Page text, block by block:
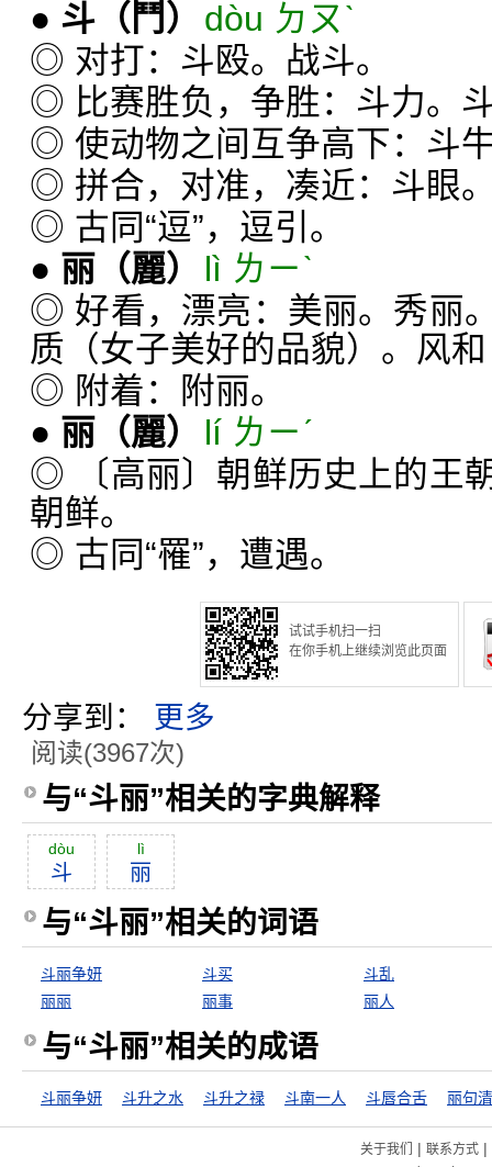
● 斗 （鬥）
dòu ㄉㄡˋ
◎ 对打：斗殴。战斗。
◎ 比赛胜负，争胜：斗力。
◎ 使动物之间互争高下：斗
◎ 拼合，对准，凑近：斗眼
◎ 古同“逗”，逗引。
● 丽 （麗）
lì ㄌㄧˋ
◎ 好看，漂亮：美丽。秀丽
质（女子美好的品貌）。风
◎ 附着：附丽。
● 丽 （麗）
lí ㄌㄧˊ
◎ 〔高丽〕朝鲜历史上的王
朝鲜。
◎ 古同“罹”，遭遇。
试试手机扫一扫
在你手机上继续浏览此页面
分享到： 更多
阅读(3967次)
与“斗丽”相关的字典解释
dòu
斗
lì
丽
与“斗丽”相关的词语
斗丽争妍 斗买
斗乱
丽丽
丽事 丽人
与“斗丽”相关的成语
斗丽争妍 斗升之水 斗升之禄 斗南一人 斗唇合舌 丽句
关于我们 | 联系方式|